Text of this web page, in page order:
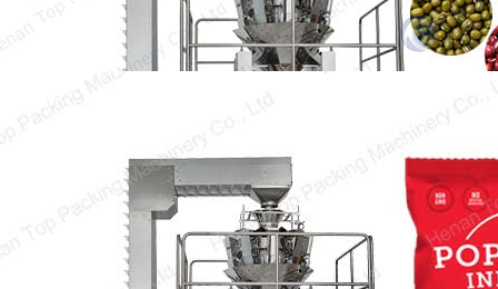
O que você precisa saber sobre a
máquina de embalar pipoca?
O consumo de pipoca tem aumentado muito
nos últimos anos em todo o mundo.…